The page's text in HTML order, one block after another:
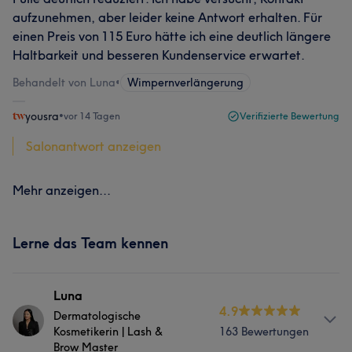
aufzunehmen, aber leider keine Antwort erhalten. Für
einen Preis von 115 Euro hätte ich eine deutlich längere
Haltbarkeit und besseren Kundenservice erwartet.
Behandelt von Luna• Wimpernverlängerung
yousra•vor 14 Tagen Verifizierte Bewertung
Salonantwort anzeigen
Mehr anzeigen...
Lerne das Team kennen
Luna
Dermatologische
Kosmetikerin | Lash &
Brow Master
4.9
163 Bewertungen